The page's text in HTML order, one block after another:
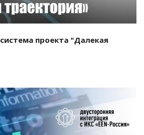
проекта "Далекая